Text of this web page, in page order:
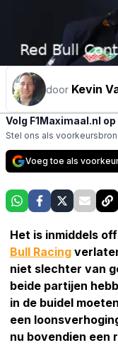
door Kevin
Volg F1Maximaal.nl
Stel ons als
Voeg toe als
Het is inmiddels
Bull Racing
niet slechter van
beide partijen
in de buidel
een
nu bovendien een